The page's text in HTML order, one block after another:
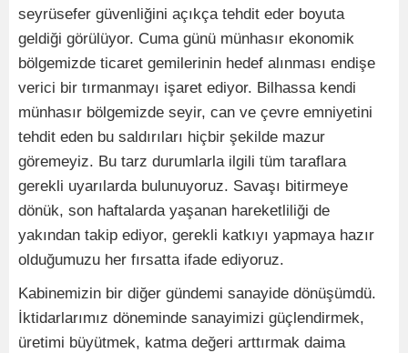
seyrüsefer güvenliğini açıkça tehdit eder boyuta
geldiği görülüyor. Cuma günü münhasır ekonomik
bölgemizde ticaret gemilerinin hedef alınması endişe
verici bir tırmanmayı işaret ediyor. Bilhassa kendi
münhasır bölgemizde seyir, can ve çevre emniyetini
tehdit eden bu saldırıları hiçbir şekilde mazur
göremeyiz. Bu tarz durumlarla ilgili tüm taraflara
gerekli uyarılarda bulunuyoruz. Savaşı bitirmeye
dönük, son haftalarda yaşanan hareketliliği de
yakından takip ediyor, gerekli katkıyı yapmaya hazır
olduğumuzu her fırsatta ifade ediyoruz.
Kabinemizin bir diğer gündemi sanayide dönüşümdü.
İktidarlarımız döneminde sanayimizi güçlendirmek,
üretimi büyütmek, katma değeri arttırmak daima